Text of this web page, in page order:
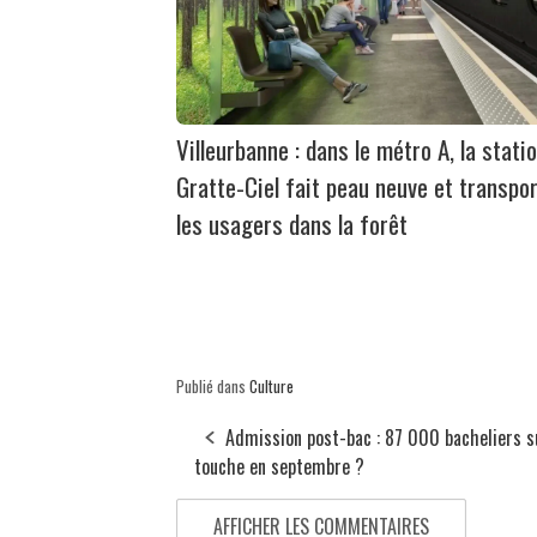
Villeurbanne : dans le métro A, la
Gratte-Ciel fait peau neuve et
les usagers dans la forêt
Publié dans Culture
Admission post-bac : 87 000 bacheliers
touche en septembre ?
AFFICHER LES COMMENTAIRES